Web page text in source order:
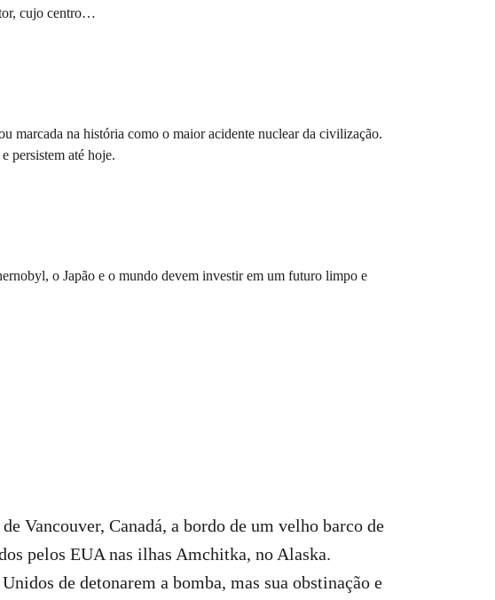
cujo centro…
marcada na história como o maior acidente nuclear da civilização.
persistem até hoje.
o Japão e o mundo devem investir em um futuro limpo e
Vancouver, Canadá, a bordo de um velho barco de
pelos EUA nas ilhas Amchitka, no Alaska.
de detonarem a bomba, mas sua obstinação e